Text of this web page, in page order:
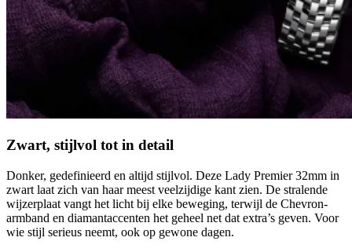
Zwart, stijlvol tot in detail
Donker, gedefinieerd en altijd stijlvol. Deze Lady Premier 32mm in
zwart laat zich van haar meest veelzijdige kant zien. De stralende
wijzerplaat vangt het licht bij elke beweging, terwijl de Chevron-
armband en diamantaccenten het geheel net dat extra’s geven. Voor
wie stijl serieus neemt, ook op gewone dagen.